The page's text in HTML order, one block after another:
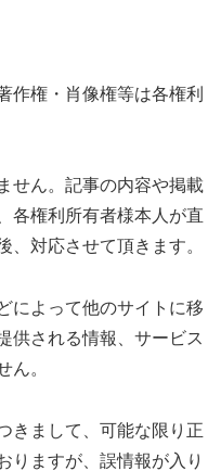
作権・肖像権等は各権利
せん。記事の内容や掲載
各権利所有者様本人が直
、対応させて頂きます。
によって他のサイトに移
供される情報、サービス
ん。
きまして、可能な限り正
りますが、誤情報が入り